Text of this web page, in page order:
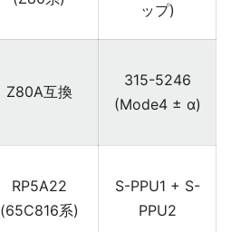
ップ)
Z80A互換
315-5246
(Mode4 ± α)
RP5A22
(65C816系)
S-PPU1 + S-
PPU2